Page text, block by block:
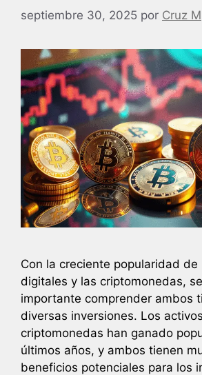
septiembre 30, 2025 por Cruz M
Con la creciente popularidad de
digitales y las criptomonedas,
importante comprender ambos
diversas inversiones. Los
criptomonedas han ganado
últimos años, y ambos tienen
beneficios potenciales para los